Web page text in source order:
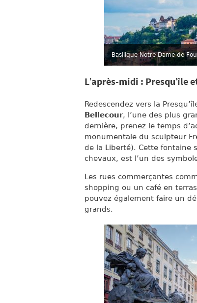
Basilique Notre-Dame de
L’après-midi : Presqu’île
Redescendez vers la
Bellecour, l’une des plus
dernière, prenez le temps
monumentale du sculpteur
de la Liberté). Cette fontaine
chevaux, est l’un des
Les rues commerçantes
shopping ou un café en
pouvez également faire un
grands.